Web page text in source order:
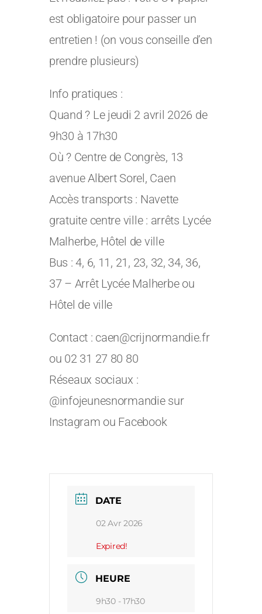
est obligatoire pour passer un
entretien ! (on vous conseille d’en
prendre plusieurs)
Info pratiques :
Quand ? Le jeudi 2 avril 2026 de
9h30 à 17h30
Où ? Centre de Congrès, 13
avenue Albert Sorel, Caen
Accès transports : Navette
gratuite centre ville : arrêts Lycée
Malherbe, Hôtel de ville
Bus : 4, 6, 11, 21, 23, 32, 34, 36,
37 – Arrêt Lycée Malherbe ou
Hôtel de ville
Contact : caen@crijnormandie.fr
ou 02 31 27 80 80
Réseaux sociaux :
@infojeunesnormandie sur
Instagram ou Facebook
DATE
02 Avr 2026
Expired!
HEURE
9h30 - 17h30